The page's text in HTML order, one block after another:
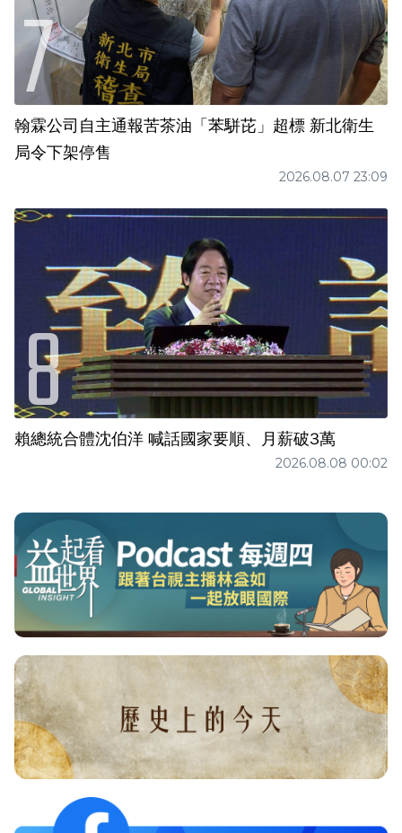
翰霖公司自主通報苦茶油「苯駢芘」超標 新北衛生
局令下架停售
2026.08.07 23:09
賴總統合體沈伯洋 喊話國家要順、月薪破3萬
2026.08.08 00:02